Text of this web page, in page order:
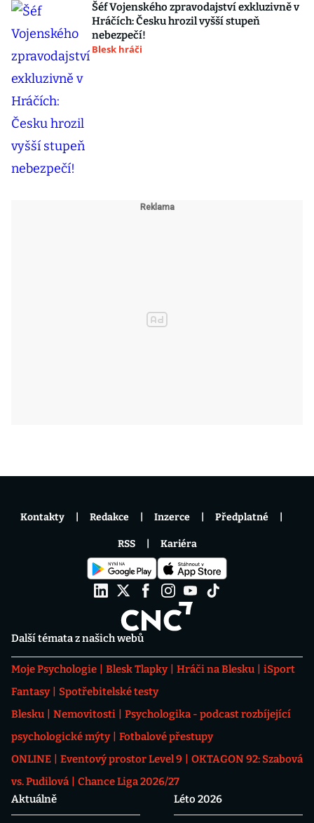
Šéf Vojenského zpravodajství exkluzivně v
Hráčích: Česku hrozil vyšší stupeň
nebezpečí!
Blesk hráči
Další témata z našich webů
Moje Psychologie Blesk Tlapky Hráči na Blesku
iSport
Fantasy
Spotřebitelské testy
Blesku
Nemovitosti
Psychologika - podcast rozbíjející
psychologické mýty
Fotbalové přestupy
ONLINE
Eventový prostor Level 9
OKTAGON 92: Szabová
vs. Pudilová
Chance Liga 2026/27
Aktuálně
Léto 2026
Kontakty Redakce Inzerce Předplatné
RSS Kariéra